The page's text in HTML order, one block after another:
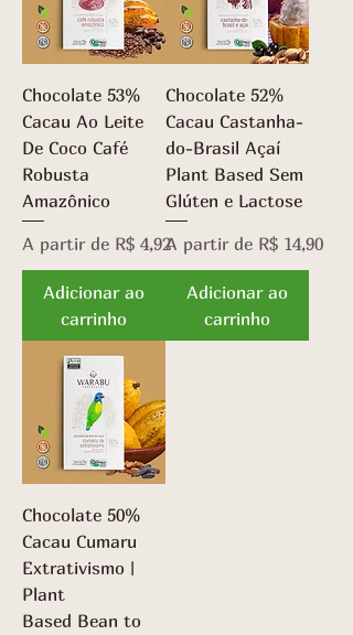
Chocolate 53%
Cacau Ao Leite
De Coco Café
Robusta
Amazônico
A partir de R$ 4,92
Preço promocional
Adicionar ao
carrinho
Chocolate 52%
Cacau Castanha-
do-Brasil Açaí
Plant Based Sem
Glúten e Lactose
A partir de R$ 14,90
Preço promocional
Adicionar ao
carrinho
Chocolate 50%
Cacau Cumaru
Extrativismo |
Plant
Based Bean to